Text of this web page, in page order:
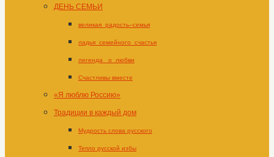
ДЕНЬ СЕМЬИ
великая_радость–семья
ладья_семейного_счастья
легенда _о_любви
Счастливы вместе
«Я люблю Россию»
Традиции в каждый дом
Мудрость слова русского
Тепло русской избы